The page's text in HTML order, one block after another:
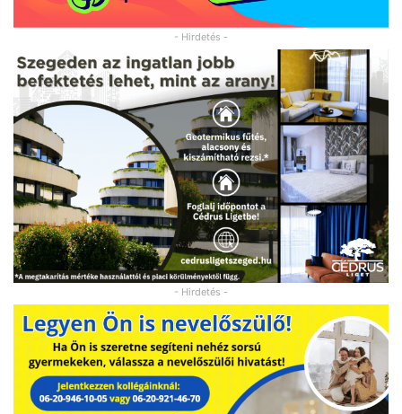
- Hirdetés -
- Hirdetés -